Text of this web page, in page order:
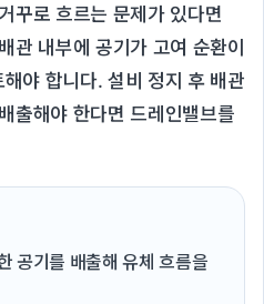
꾸로 흐르는 문제가 있다면
관 내부에 공기가 고여 순환이
야 합니다. 설비 정지 후 배관
출해야 한다면 드레인밸브를
공기를 배출해 유체 흐름을